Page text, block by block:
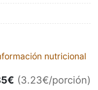
nutricional
€ (3.23€/porción)